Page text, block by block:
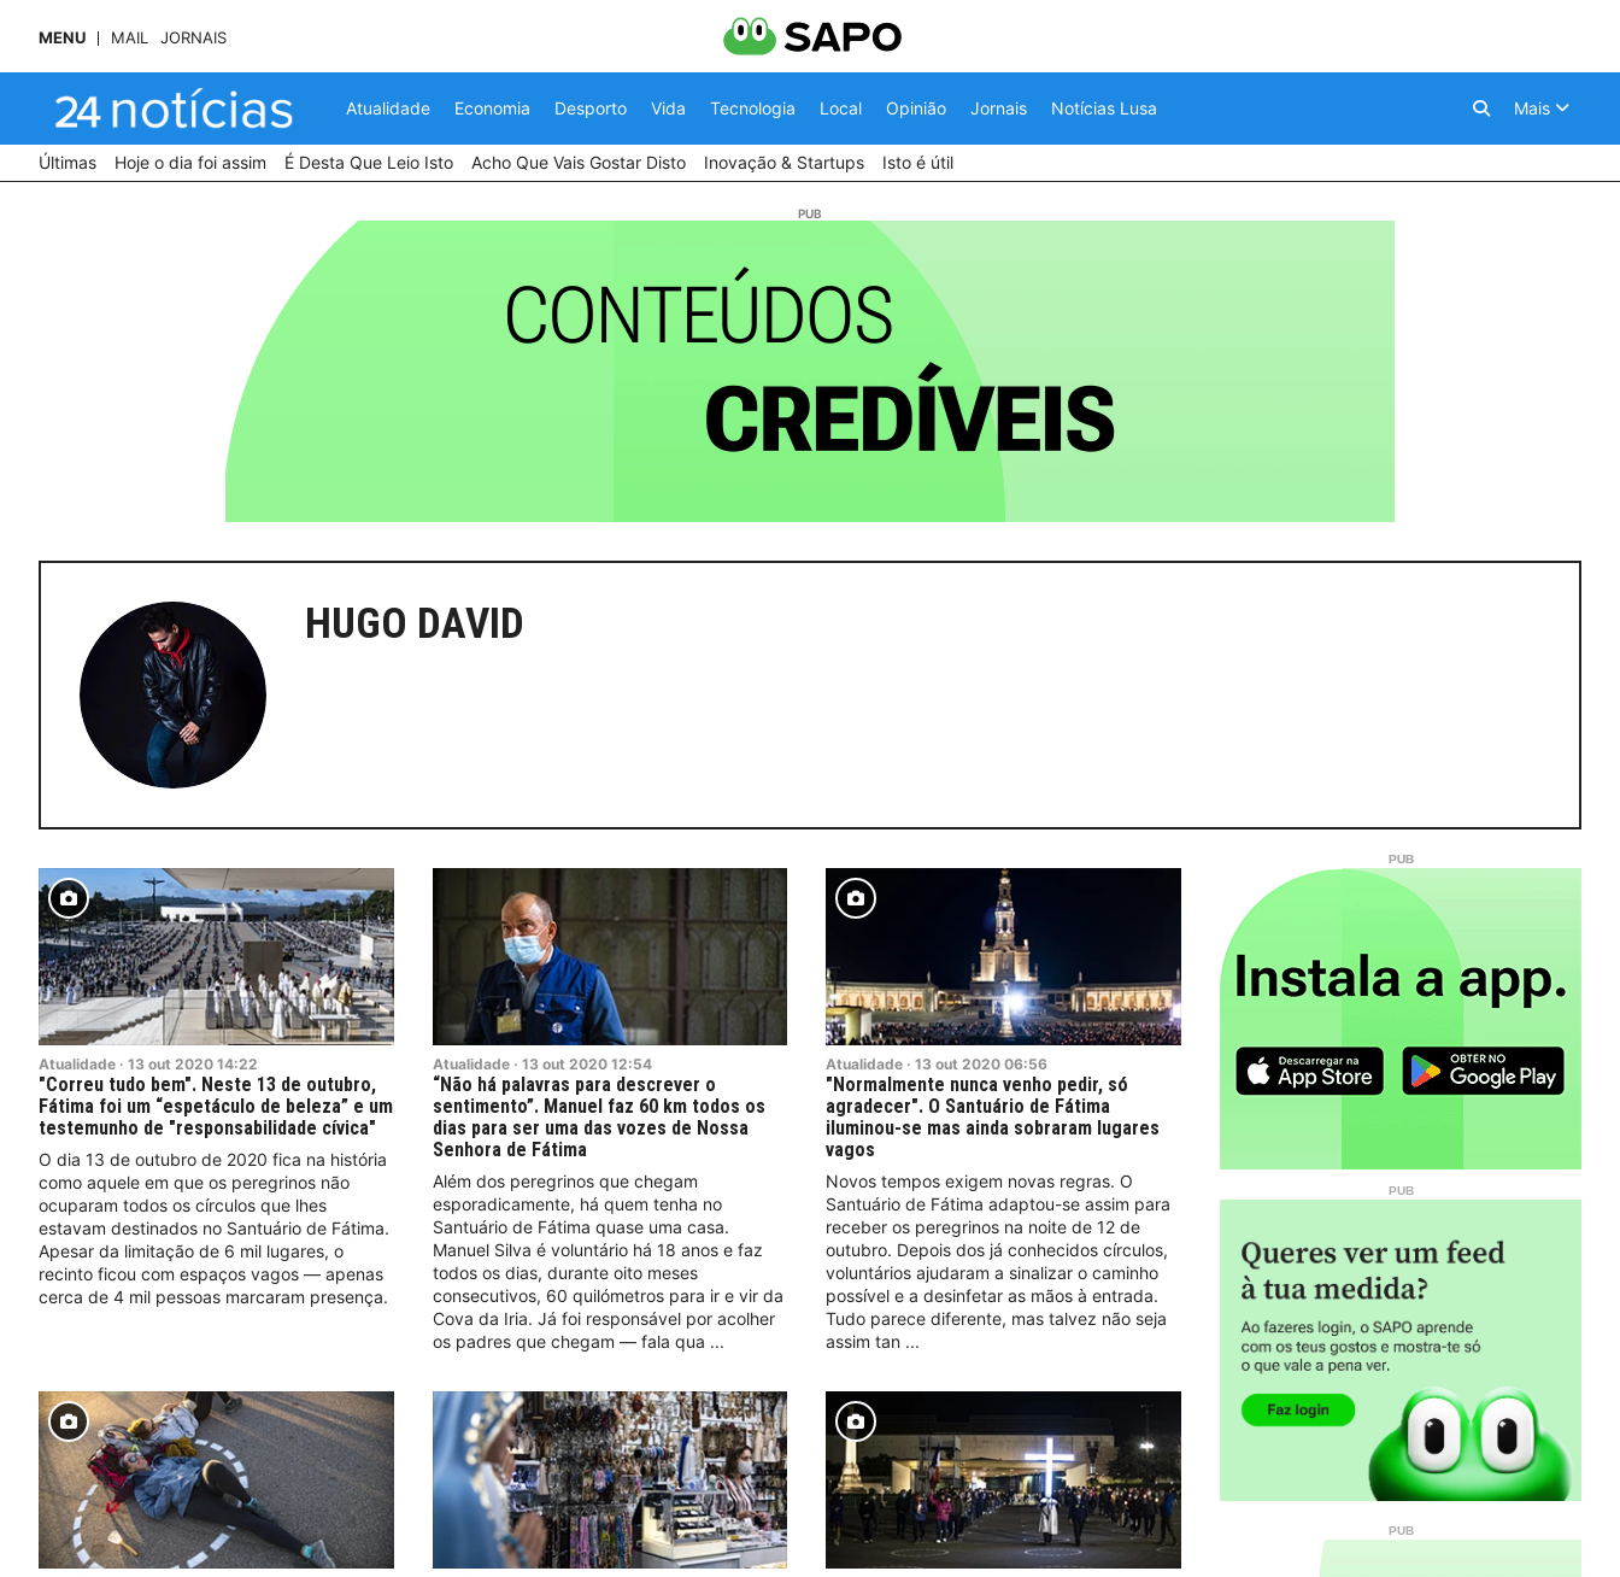
MENU MAIL JORNAIS
Atualidade Economia Desporto Vida Tecnologia Local Opinião Jornais Notícias Lusa Mais
Últimas Hoje o dia foi assim É Desta Que Leio Isto Acho Que Vais Gostar Disto Inovação & Startups Isto é útil
HUGO DAVID
Atualidade · 13 out 2020 14:22
"Correu tudo bem". Neste 13 de outubro,
Fátima foi um “espetáculo de beleza” e um
testemunho de "responsabilidade cívica"
O dia 13 de outubro de 2020 fica na história
como aquele em que os peregrinos não
ocuparam todos os círculos que lhes
estavam destinados no Santuário de Fátima.
Apesar da limitação de 6 mil lugares, o
recinto ficou com espaços vagos — apenas
cerca de 4 mil pessoas marcaram presença.
Atualidade · 13 out 2020 12:54
“Não há palavras para descrever o
sentimento”. Manuel faz 60 km todos os
dias para ser uma das vozes de Nossa
Senhora de Fátima
Além dos peregrinos que chegam
esporadicamente, há quem tenha no
Santuário de Fátima quase uma casa.
Manuel Silva é voluntário há 18 anos e faz
todos os dias, durante oito meses
consecutivos, 60 quilómetros para ir e vir da
Cova da Iria. Já foi responsável por acolher
os padres que chegam — fala qua
Atualidade · 13 out 2020 06:56
"Normalmente nunca venho pedir, só
agradecer". O Santuário de Fátima
iluminou-se mas ainda sobraram lugares
vagos
Novos tempos exigem novas regras. O
Santuário de Fátima adaptou-se assim para
receber os peregrinos na noite de 12 de
outubro. Depois dos já conhecidos círculos,
voluntários ajudaram a sinalizar o caminho
possível e a desinfetar as mãos à entrada.
Tudo parece diferente, mas talvez não seja
assim tan